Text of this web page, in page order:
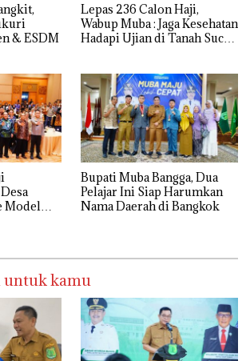
& ESDM
Lepas 236 Calon Haji,
Wabup Muba : Jaga Kesehatan
Hadapi Ujian di Tanah Suci
Model
Bupati Muba Bangga, Dua
Pelajar Ini Siap Harumkan
Nama Daerah di Bangkok
untuk kamu